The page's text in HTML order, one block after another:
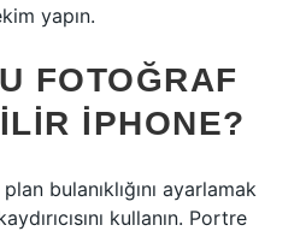
yapın.
FOTOĞRAF
IPHONE?
bulanıklığını ayarlamak
kullanın. Portre